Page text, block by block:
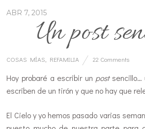
ABR 7, 2015
Un post
COSAS MÍAS REFAMILIA 22 Comments
Hoy probaré a escribir un postsencillo…
escriben de un tirón y que no hay que
El Cielo y yo hemos pasado varias